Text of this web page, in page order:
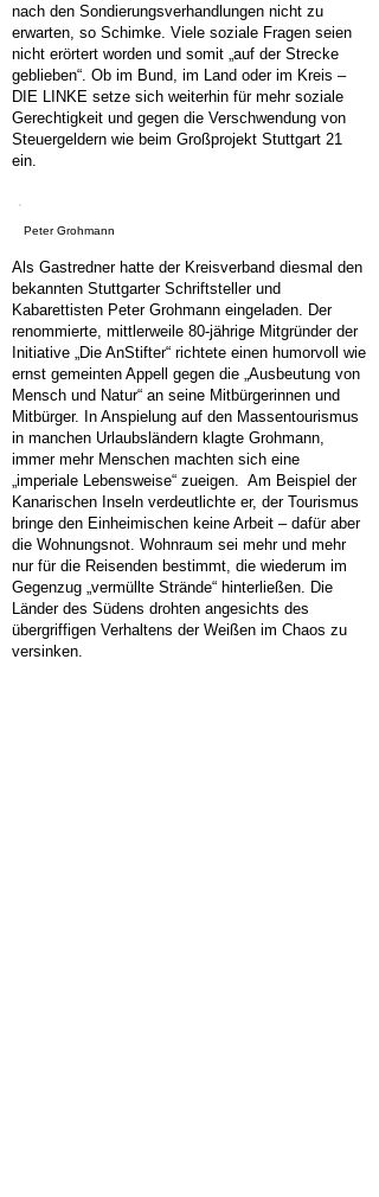
nach den Sondierungsverhandlungen nicht zu
erwarten, so Schimke. Viele soziale Fragen seien
nicht erörtert worden und somit „auf der Strecke
geblieben“. Ob im Bund, im Land oder im Kreis –
DIE LINKE setze sich weiterhin für mehr soziale
Gerechtigkeit und gegen die Verschwendung von
Steuergeldern wie beim Großprojekt Stuttgart 21
ein.
Peter Grohmann
Als Gastredner hatte der Kreisverband diesmal den
bekannten Stuttgarter Schriftsteller und
Kabarettisten Peter Grohmann eingeladen. Der
renommierte, mittlerweile 80-jährige Mitgründer der
Initiative „Die AnStifter“ richtete einen humorvoll wie
ernst gemeinten Appell gegen die „Ausbeutung von
Mensch und Natur“ an seine Mitbürgerinnen und
Mitbürger. In Anspielung auf den Massentourismus
in manchen Urlaubsländern klagte Grohmann,
immer mehr Menschen machten sich eine
„imperiale Lebensweise“ zueigen. Am Beispiel der
Kanarischen Inseln verdeutlichte er, der Tourismus
bringe den Einheimischen keine Arbeit – dafür aber
die Wohnungsnot. Wohnraum sei mehr und mehr
nur für die Reisenden bestimmt, die wiederum im
Gegenzug „vermüllte Strände“ hinterließen. Die
Länder des Südens drohten angesichts des
übergriffigen Verhaltens der Weißen im Chaos zu
versinken.